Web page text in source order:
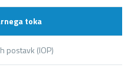
toka
postavk (IOP)